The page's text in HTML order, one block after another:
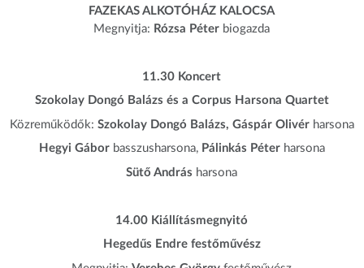
FAZEKAS ALKOTÓHÁZ KALOCSA
Megnyitja: Rózsa Péter biogazda
11.30 Koncert
Szokolay Dongó Balázs és a Corpus Harsona Quartet
Közreműködők: Szokolay Dongó Balázs, Gáspár Olivér harsona
Hegyi Gábor basszusharsona, Pálinkás Péter harsona
Sütő András harsona
14.00 Kiállításmegnyitó
Hegedűs Endre festőművész